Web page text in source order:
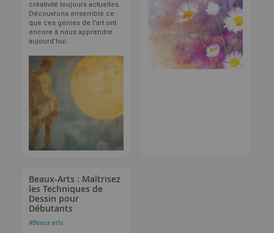
créativité toujours actuelles.
Découvrons ensemble ce
que ces génies de l’art ont
encore à nous apprendre
aujourd’hui.
Beaux-Arts : Maîtrisez
les Techniques de
Dessin pour
Débutants
#Beaux-arts